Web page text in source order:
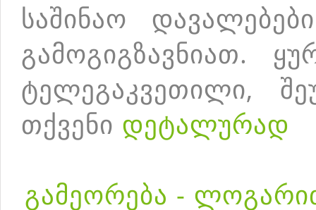
საშინაო
გამოგიგზავნიათ.
ტელეგაკვეთილი,
თქვენი დეტალურად
გამეორება -